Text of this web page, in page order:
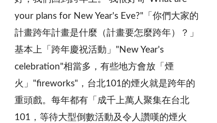
your plans for New Year's Eve?"「你們大家的
計畫跨年計畫是什麼（計畫要怎麼跨年）？」
基本上「跨年慶祝活動」"New Year's
celebration"相當多，有些地方會放「煙
火」"fireworks"，台北101的煙火就是跨年的
重頭戲。每年都有「成千上萬人聚集在台北
101，等待大型倒數活動及令人讚嘆的煙火